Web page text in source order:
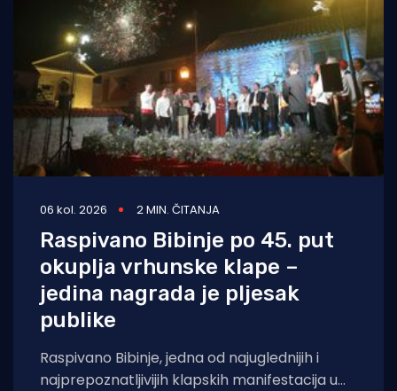
06 kol. 2026 2 MIN. ČITANJA
Raspivano Bibinje po 45. put
okuplja vrhunske klape –
jedina nagrada je pljesak
publike
Raspivano Bibinje, jedna od najuglednijih i
najprepoznatljivijih klapskih manifestacija u